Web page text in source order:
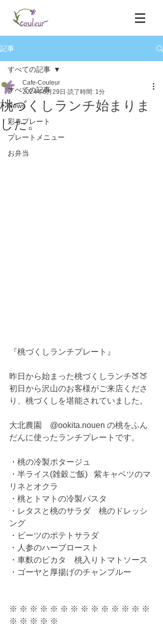
記事
すべての記事
News
彩りプレート
プレートメニュー
お弁当
すべての記事
桃づくしランチ始まりま
した。
Cafe-Couleur
2024年6月29日 読了時間: 1分
『桃づくしランチプレート』
昨日から始まった桃づくしランチ🍑🍑
初日から沢山のお客様がご来店くださ
り、桃づくしを堪能されていました。
大北農園　@ookita.nouen の桃をふん
だんに使ったランチプレートです。
・桃の冷製ポタージュ
・半ライス(雑穀ご飯)   紫キャベツのマ
リネとオクラ
・桃とトマトの冷製パスタ
・レタスと桃のサラダ　桃のドレッシ
ング
・ビーツのポテトサラダ
・人参のハーブロースト
・車麩のピカタ　桃入りトマトソース
・ゴーヤと厚揚げのチャンプルー
※ ※ ※ ※ ※ ※ ※ ※ ※ ※ ※ ※ ※ ※
※ ※ ※ ※ ※